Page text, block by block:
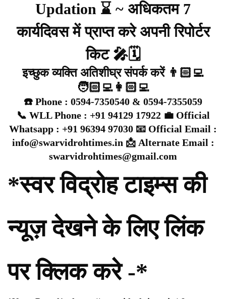
Updation ⌛ ~ अधिकतम 7
कार्यदिवस में प्राप्त करे अपनी रिपोर्टर
किट 🎤🗓️
इच्छुक व्यक्ति अतिशीघ्र संपर्क करें 👨🏻‍💻
🧑🏻‍💻👩🏻‍💻
☎️ Phone : 0594-7350540 & 0594-7355059
📞 WLL Phone : +91 94129 17922 💼 Official
Whatsapp : +91 96394 97030 📧 Official Email :
info@swarvidrohtimes.in 📩 Alternate Email :
swarvidrohtimes@gmail.com
*स्वर विद्रोह टाइम्स की
न्यूज़ देखने के लिए लिंक
पर क्लिक करे -*